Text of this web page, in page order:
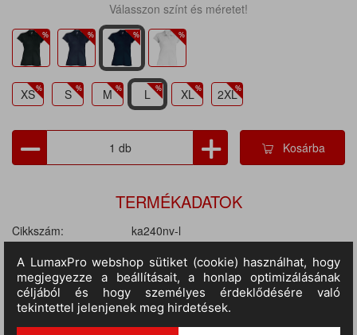
Válasszon színt és méretet!
XS S M L XL 2XL
Kosárba
TERMÉKADATOK
Cikkszám:
ka240nv-l
M.egység:
db
Szín:
sötétkék
Méret:
L
Anyag:
95% pamut / 5% elasztán
Tulajdonságok:
Rövid ujjú, Galléros, Gombos, 220 gr/m2
Nem:
női